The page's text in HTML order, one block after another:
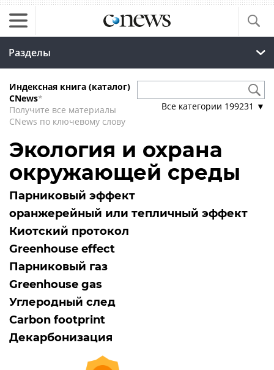
Разделы
Индексная книга (каталог)
CNews*
Получите все материалы
CNews по ключевому слову
Все категории 199231 ▼
Экология и охрана
окружающей среды
Парниковый эффект
оранжерейный или тепличный эффект
Киотский протокол
Greenhouse effect
Парниковый газ
Greenhouse gas
Углеродный след
Carbon footprint
Декарбонизация